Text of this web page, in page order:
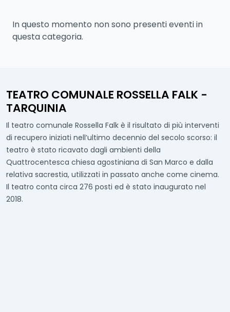
In questo momento non sono presenti eventi in
questa categoria.
TEATRO COMUNALE ROSSELLA FALK -
TARQUINIA
Il teatro comunale Rossella Falk è il risultato di più interventi
di recupero iniziati nell’ultimo decennio del secolo scorso: il
teatro è stato ricavato dagli ambienti della
Quattrocentesca chiesa agostiniana di San Marco e dalla
relativa sacrestia, utilizzati in passato anche come cinema.
Il teatro conta circa 276 posti ed è stato inaugurato nel
2018.